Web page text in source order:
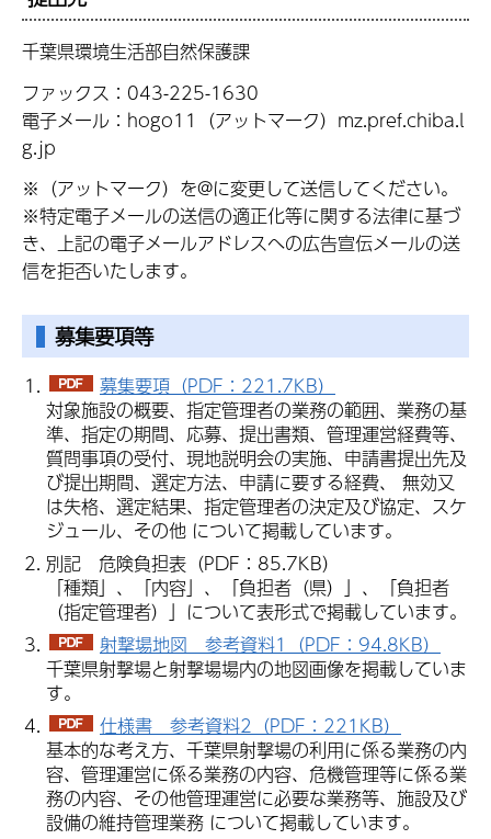
千葉県環境生活部自然保護課
ファックス：043-225-1630
電子メール：hogo11（アットマーク）mz.pref.chiba.l
g.jp
※（アットマーク）を@に変更して送信してください。
※特定電子メールの送信の適正化等に関する法律に基づ
き、上記の電子メールアドレスへの広告宣伝メールの送
信を拒否いたします。
募集要項等
募集要項（PDF：221.7KB）
対象施設の概要、指定管理者の業務の範囲、業務の基
準、指定の期間、応募、提出書類、管理運営経費等、
質問事項の受付、現地説明会の実施、申請書提出先及
び提出期間、選定方法、申請に要する経費、 無効又
は失格、選定結果、指定管理者の決定及び協定、スケ
ジュール、その他 について掲載しています。
別記 危険負担表（PDF：85.7KB）
「種類」、「内容」、「負担者（県）」、「負担者
（指定管理者）」について表形式で掲載しています。
射撃場地図 参考資料1（PDF：94.8KB）
千葉県射撃場と射撃場場内の地図画像を掲載していま
す。
仕様書 参考資料2（PDF：221KB）
基本的な考え方、千葉県射撃場の利用に係る業務の内
容、管理運営に係る業務の内容、危機管理等に係る業
務の内容、その他管理運営に必要な業務等、施設及び
設備の維持管理業務 について掲載しています。